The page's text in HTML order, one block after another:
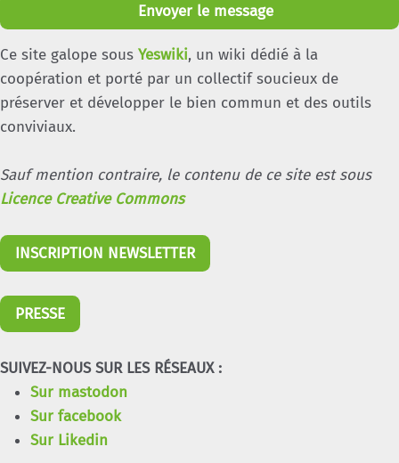
Envoyer le message
Ce site galope sous Yeswiki, un wiki dédié à la
coopération et porté par un collectif soucieux de
préserver et développer le bien commun et des outils
conviviaux.
Sauf mention contraire, le contenu de ce site est sous
Licence Creative Commons
INSCRIPTION NEWSLETTER
PRESSE
SUIVEZ-NOUS SUR LES RÉSEAUX :
Sur mastodon
Sur facebook
Sur Likedin